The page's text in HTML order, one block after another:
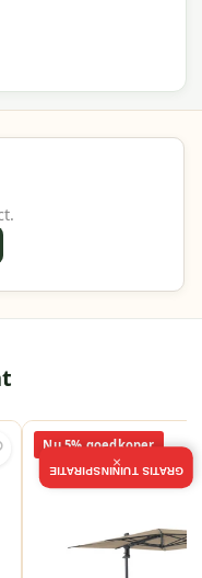
Nu 5% goedkoper
GRATIS TUININSPIRATIE
×